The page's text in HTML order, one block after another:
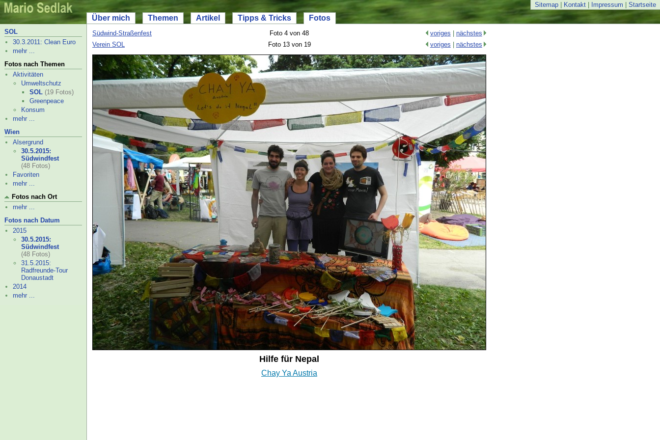
Sitemap Kontakt Impressum Startseite
Über mich Themen Artikel Tipps & Tricks Fotos
SOL
30.3.2011: Clean Euro
mehr ...
Fotos nach Themen
Aktivitäten
Umweltschutz
SOL (19 Fotos)
Greenpeace
Konsum
mehr ...
Wien
Alsergrund
30.5.2015:
Südwindfest
(48 Fotos)
Favoriten
mehr ...
Fotos nach Ort
mehr ...
Fotos nach Datum
2015
30.5.2015:
Südwindfest
(48 Fotos)
31.5.2015:
Radfreunde-Tour
Donaustadt
2014
mehr ...
Südwind-Straßenfest Foto 4 von 48 voriges
nächstes
Verein SOL
Foto 13 von 19 voriges nächstes
Hilfe für Nepal
Chay Ya Austria